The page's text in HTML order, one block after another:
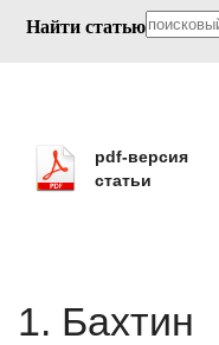
Найти статью
pdf-версия
статьи